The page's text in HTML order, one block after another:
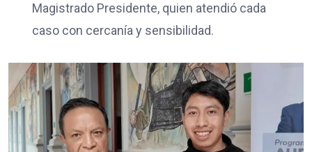
Magistrado Presidente, quien atendió cada
caso con cercanía y sensibilidad.